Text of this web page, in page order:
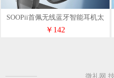
SOOPii首佩无线蓝牙智能耳机太
阳镜G12
￥142
微礼网